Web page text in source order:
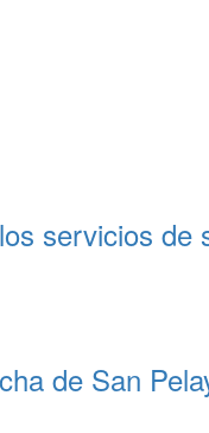
servicios de
de San